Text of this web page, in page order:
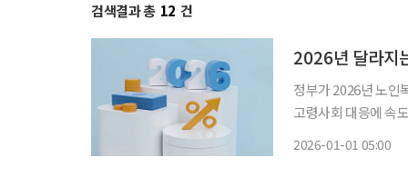
검색결과 총 12 건
2026년 달라지
정부가 2026년 노인
고령사회 대응에 속
2026-01-01 05:00